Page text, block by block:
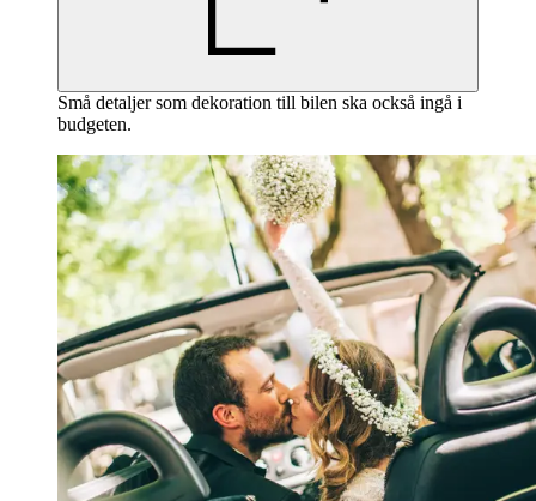
Små detaljer som dekoration till bilen ska också ingå i
budgeten.